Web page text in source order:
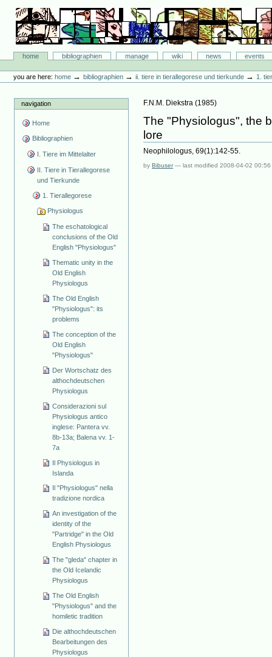
content.
navigation
Bibliographie-Portal
Sectionshome bibliographien manage wiki news
events
tools
you are here: home →bibliographien →ii. tiere in tierallegorese und tierkunde →1.
navigation
Home
Bibliographien
I. Tiere im Mittelalter
II. Tiere in Tierallegorese
und Tierkunde
1. Tierallegorese
Physiologus
The eschatological
conclusions of the Old
English "Physiologus"
Thematic unity in the
Old English
Physiologus
The Old English
"Physiologus": its
problems
The conception of the
Old English
"Physiologus"
Der Wortschatz des
althochdeutschen
Physiologus
Considerazioni sul
Physiologus antico
inglese: Pantera vv.
8b-13a; Balena vv. 1-
7a
Il Physiologus in
Islanda
Il "Physiologus" nella
tradizione nordica
An investigation of the
identity of the
"Partridge" in the Old
English Physiologus
The "gleda" chapter in
the Old Icelandic
Physiologus
The Old English
"Physiologus" and the
homiletic tradition
Die althochdeutschen
Bearbeitungen des
Physiologus
F.N.M. Diekstra (1985)
The "Physiologus", the
lore
Neophilologus, 69(1):142-55.
byBibuser —last modified2008-04-02 00:56